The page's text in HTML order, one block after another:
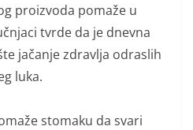
proizvoda pomaže u
tvrde da je dnevna
jačanje zdravlja odraslih
luka.
stomaku da svari